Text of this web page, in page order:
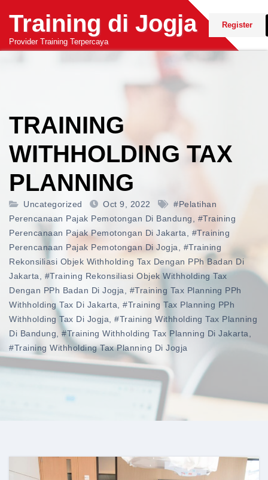
content
Training di Jogja
Provider Training Terpercaya
Register
TRAINING
WITHHOLDING TAX
PLANNING
Uncategorized Oct 9, 2022
#pelatihan
Perencanaan Pajak Pemotongan Di Bandung
#training
Perencanaan Pajak Pemotongan Di Jakarta
#training
Perencanaan Pajak Pemotongan Di Jogja
#training
Rekonsiliasi Objek Withholding Tax Dengan PPh Badan Di
Jakarta
#training Rekonsiliasi Objek Withholding Tax
Dengan PPh Badan Di Jogja
#training Tax Planning PPh
Withholding Tax Di Jakarta
#training Tax Planning PPh
Withholding Tax Di Jogja
#training Withholding Tax Planning
Di Bandung ,#training Withholding Tax Planning Di Jakarta
#training Withholding Tax Planning Di Jogja